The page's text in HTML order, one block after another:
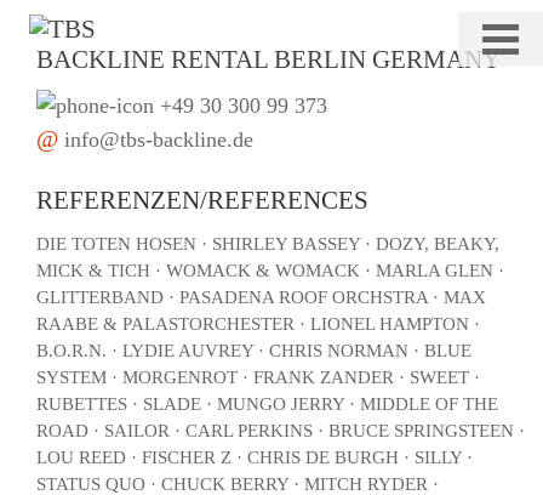
überspringen
Drums
Keys
Bass
Guitar
Stage
DJ/PA
BACKLINE RENTAL BERLIN GERMANY
+49 30 300 99 373
@ info@tbs-backline.de
REFERENZEN/REFERENCES
DIE TOTEN HOSEN · SHIRLEY BASSEY · DOZY, BEAKY,
MICK & TICH · WOMACK & WOMACK · MARLA GLEN ·
GLITTERBAND · PASADENA ROOF ORCHSTRA · MAX
RAABE & PALASTORCHESTER · LIONEL HAMPTON ·
B.O.R.N. · LYDIE AUVREY · CHRIS NORMAN · BLUE
SYSTEM · MORGENROT · FRANK ZANDER · SWEET ·
RUBETTES · SLADE · MUNGO JERRY · MIDDLE OF THE
ROAD · SAILOR · CARL PERKINS · BRUCE SPRINGSTEEN ·
LOU REED · FISCHER Z · CHRIS DE BURGH · SILLY ·
STATUS QUO · CHUCK BERRY · MITCH RYDER ·